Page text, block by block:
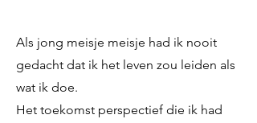
Als jong meisje meisje had ik nooit
gedacht dat ik het leven zou leiden als
wat ik doe.
Het toekomst perspectief die ik had